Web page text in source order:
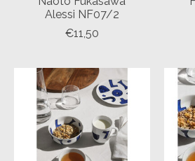
Alessi NF07/2
€11,50